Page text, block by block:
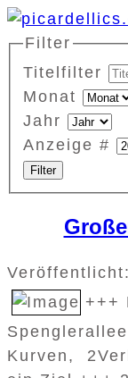
Filter
Titelfilter
Monat
Jahr
Anzeige #
Filter
+++
Kurven,